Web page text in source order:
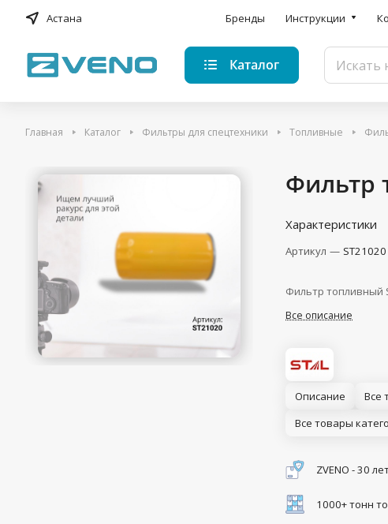
Астана Бренды Инструкции
Каталог
Главная Каталог Фильтры для спецтехники Топливные
Фильтр
Характеристики
Артикул — ST21020
Фильтр топливный
Все описание
Описание
Все
Все товары
ZVENO - 30
1000+ тонн